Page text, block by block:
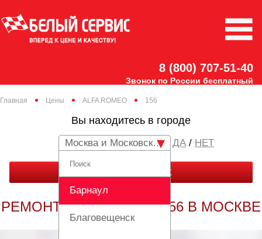
8 (800) 707-51-40
Звонок по России бесплатный
Главная Цены ALFA ROMEO 156
Вы находитесь в городе
Москва и Московская область
Барнаул
Благовещенск
/ НЕТ
ЗАКАЗАТЬ ЗВОНОК
РЕМОНТ ALFA ROMEO 156 В МОСКВЕ